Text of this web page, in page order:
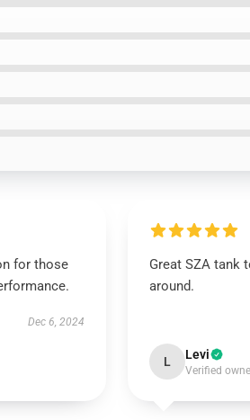
for those
Dec 6, 2024
Great SZA tank
around.
L Levi
Verified